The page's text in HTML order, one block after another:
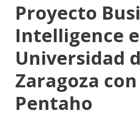
Proyecto
Intelligence
Universidad
Zaragoza con
Pentaho